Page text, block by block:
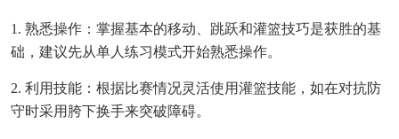
1. 熟悉操作：掌握基本的移动、跳跃和灌篮技巧是获胜的基
础，建议先从单人练习模式开始熟悉操作。
2. 利用技能：根据比赛情况灵活使用灌篮技能，如在对抗防
守时采用胯下换手来突破障碍。